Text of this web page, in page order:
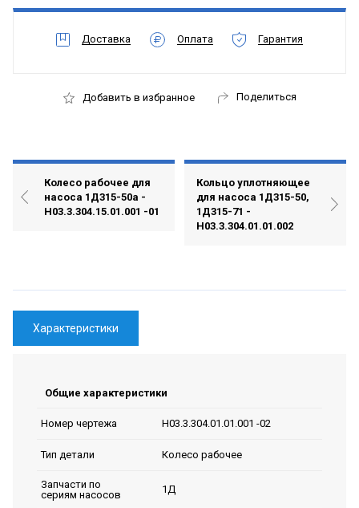
Доставка Оплата Гарантия
Добавить в избранное Поделиться
Колесо рабочее для
насоса 1Д315-50а -
Н03.3.304.15.01.001 -01
Кольцо уплотняющее
для насоса 1Д315-50,
1Д315-71 -
Н03.3.304.01.01.002
Характеристики
Общие характеристики
Номер чертежа Н03.3.304.01.01.001 -02
Тип детали Колесо рабочее
Запчасти по
сериям насосов
1Д